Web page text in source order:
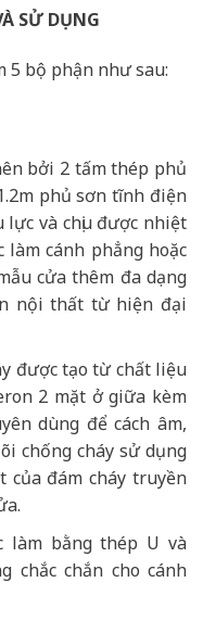
SỬ DỤNG
5 bộ phận như sau:
bởi 2 tấm thép phủ
phủ sơn tĩnh điện
lực và chịu được nhiệt
cánh phẳng hoặc
cửa thêm đa dạng
nội thất từ hiện đại
được tạo từ chất liệu
2 mặt ở giữa kèm
dùng để cách âm,
chống cháy sử dụng
của đám cháy truyền
làm bằng thép U và
chắc chắn cho cánh